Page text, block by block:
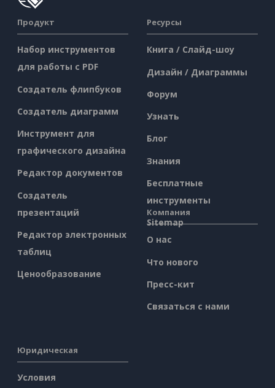
Продукт
Набор инструментов
для работы с PDF
Создатель флипбуков
Создатель диаграмм
Инструмент для
графического дизайна
Редактор документов
Создатель
презентаций
Редактор электронных
таблиц
Ценообразование
Ресурсы
Книга / Слайд-шоу
Дизайн / Диаграммы
Форум
Узнать
Блог
Знания
Бесплатные
инструменты
Sitemap
Компания
О нас
Что нового
Пресс-кит
Связаться с нами
Юридическая
Условия